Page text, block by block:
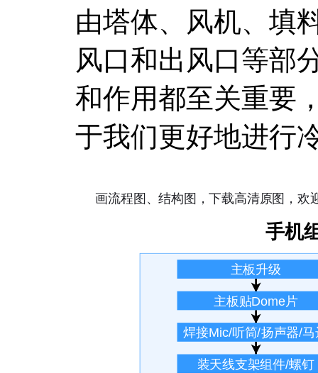
由塔体、风机、填
风口和出风口等部
和作用都至关重要
于我们更好地进行